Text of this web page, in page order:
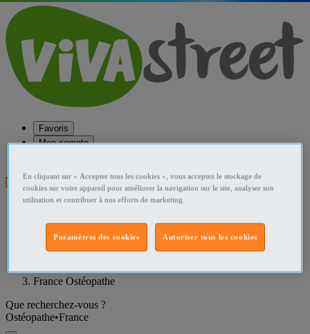
Favoris
Mon compte
Publier une annonce
Favoris
Menu
France Ostéopathe
Que recherchez-vous ?
Ostéopathe•France
En cliquant sur « Accepter tous les cookies », vous acceptez le stockage de
cookies sur votre appareil pour améliorer la navigation sur le site, analyser son
utilisation et contribuer à nos efforts de marketing.
Autoriser tous les cookies
Paramètres des cookies